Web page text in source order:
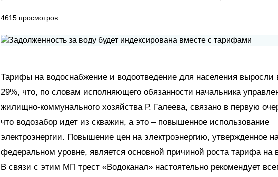
4615 просмотров
Тарифы на водоснабжение и водоотведение для населения выросли
29%, что, по словам исполняющего обязанности начальника
жилищно-коммунального хозяйства Р. Галеева, связано в первую
что водозабор идет из скважин, а это – повышенное использование
электроэнергии. Повышение цен на электроэнергию, утвержденное
федеральном уровне, является основной причиной роста тарифа на
В связи с этим МП трест «Водоканал» настоятельно рекомендует